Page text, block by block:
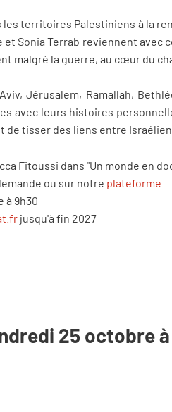
les territoires Palestiniens à la
Sonia Terrab reviennent avec
malgré la guerre, au cœur du
Jérusalem, Ramallah,
avec leurs histoires
tisser des liens entre
Fitoussi dans "Un monde en
ou sur notre plateforme
à 9h30
jusqu'à fin 2027
25 octobre